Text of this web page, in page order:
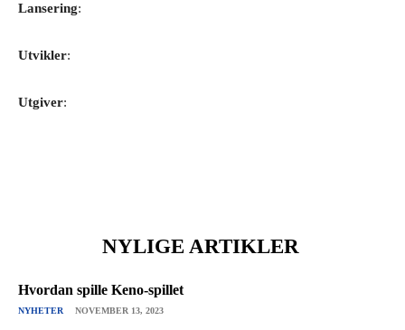
Lansering:
Utvikler:
Utgiver:
NYLIGE ARTIKLER
Hvordan spille Keno-spillet
NYHETER NOVEMBER 13, 2023